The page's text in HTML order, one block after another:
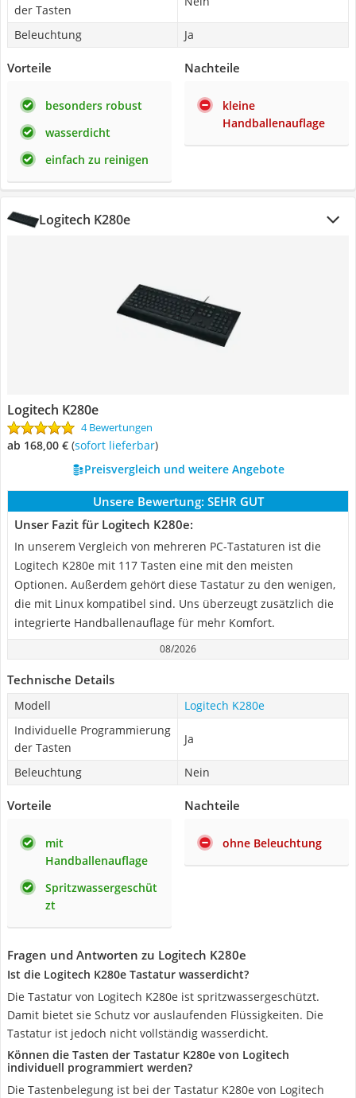
der Tasten
Beleuchtung Ja
Vorteile
besonders robust
wasserdicht
einfach zu reinigen
Nachteile
kleine
Handballenauflage
Logitech K280e
Logitech K280e
4 Bewertungen
ab 168,00 € ( Sofort lieferbar)
Preisvergleich und weitere Angebote
Unsere Bewertung: SEHR GUT
Unser Fazit für Logitech K280e:
In unserem Vergleich von mehreren PC-Tastaturen ist die
Logitech K280e mit 117 Tasten eine mit den meisten
Optionen. Außerdem gehört diese Tastatur zu den wenigen,
die mit Linux kompatibel sind. Uns überzeugt zusätzlich die
integrierte Handballenauflage für mehr Komfort.
08/2026
Technische Details
Modell
Logitech K280e
Individuelle Programmierung
der Tasten
Ja
Beleuchtung Nein
Vorteile
mit
Handballenauflage
Spritzwassergeschüt
zt
Nachteile
ohne Beleuchtung
Fragen und Antworten zu Logitech K280e
Ist die Logitech K280e Tastatur wasserdicht?
Die Tastatur von Logitech K280e ist spritzwassergeschützt.
Damit bietet sie Schutz vor auslaufenden Flüssigkeiten. Die
Tastatur ist jedoch nicht vollständig wasserdicht.
Können die Tasten der Tastatur K280e von Logitech
individuell programmiert werden?
Die Tastenbelegung ist bei der Tastatur K280e von Logitech